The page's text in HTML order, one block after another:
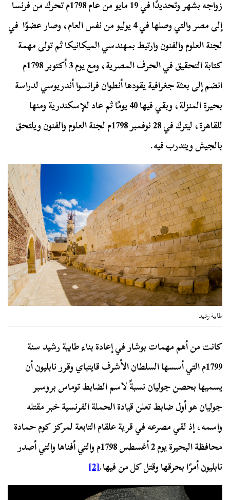
زواجه بشهر وتحديدًا في 19 مايو من عام 1798م تحرك من فرنسا
إلى مصر والتي وصلها في 4 يوليو من نفس العام، وصار عضوًا في
لجنة العلوم والفنون وارتبط بمهندسي الميكانيكا ثم تولى مهمة
كتابة التحقيق في الحرف المصرية، ومع يوم 3 أكتوبر 1798م
انضم إلى بعثة جغرافية يقودها أنطوان فرانسوا أندريوسي لدراسة
بحيرة المنزلة، وبقي فيها 40 يومًا ثم عاد للإسكندرية ومنها
للقاهرة، ليترك في 28 نوفمبر 1798م لجنة العلوم والفنون ويلتحق
بالجيش ويتدرب فيه.
طابية رشيد
كانت من أهم مهمات بوشار في إعادة بناء طابية رشيد سنة
1799م التي أسسها السلطان الأشرف قايتباي وقرر نابليون أن
يسميها بحصن جوليان نسبةً لاسم الضابط توماس بروسبر
جوليان هو أول ضابط تعلن قيادة الحملة الفرنسية خبر مقتله
واسمه، إذ لقي مصرعه في قرية علقام التابعة لمركز كوم حمادة
محافظة البحيرة يوم 2 أغسطس 1798م والتي أفناها والتي أصدر
نابليون أمرًا بحرقها وقتل كل من فيها.[2]